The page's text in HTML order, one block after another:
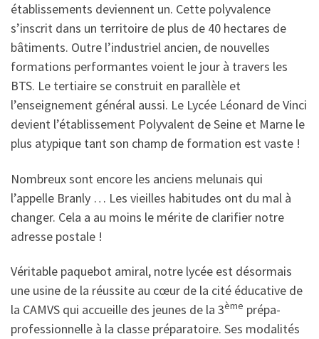
établissements deviennent un. Cette polyvalence
s’inscrit dans un territoire de plus de 40 hectares de
bâtiments. Outre l’industriel ancien, de nouvelles
formations performantes voient le jour à travers les
BTS. Le tertiaire se construit en parallèle et
l’enseignement général aussi. Le Lycée Léonard de Vinci
devient l’établissement Polyvalent de Seine et Marne le
plus atypique tant son champ de formation est vaste !
Nombreux sont encore les anciens melunais qui
l’appelle Branly … Les vieilles habitudes ont du mal à
changer. Cela a au moins le mérite de clarifier notre
adresse postale !
Véritable paquebot amiral, notre lycée est désormais
une usine de la réussite au cœur de la cité éducative de
la CAMVS qui accueille des jeunes de la 3ème prépa-
professionnelle à la classe préparatoire. Ses modalités